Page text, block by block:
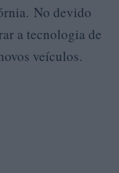
No devido
a tecnologia de
veículos.